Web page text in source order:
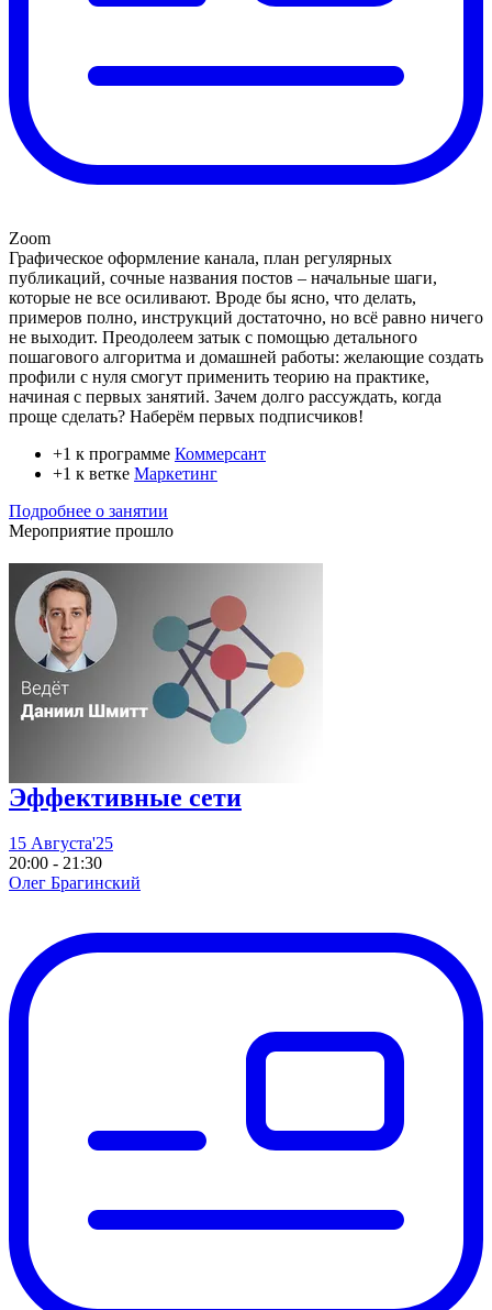
Zoom
Графическое оформление канала, план регулярных
публикаций, сочные названия постов – начальные шаги,
которые не все осиливают. Вроде бы ясно, что делать,
примеров полно, инструкций достаточно, но всё равно ничего
не выходит. Преодолеем затык с помощью детального
пошагового алгоритма и домашней работы: желающие создать
профили с нуля смогут применить теорию на практике,
начиная с первых занятий. Зачем долго рассуждать, когда
проще сделать? Наберём первых подписчиков!
+1 к программе Коммерсант
+1 к ветке Маркетинг
Подробнее о занятии
Мероприятие прошло
Эффективные сети
15 Августа'25
20:00 - 21:30
Олег Брагинский